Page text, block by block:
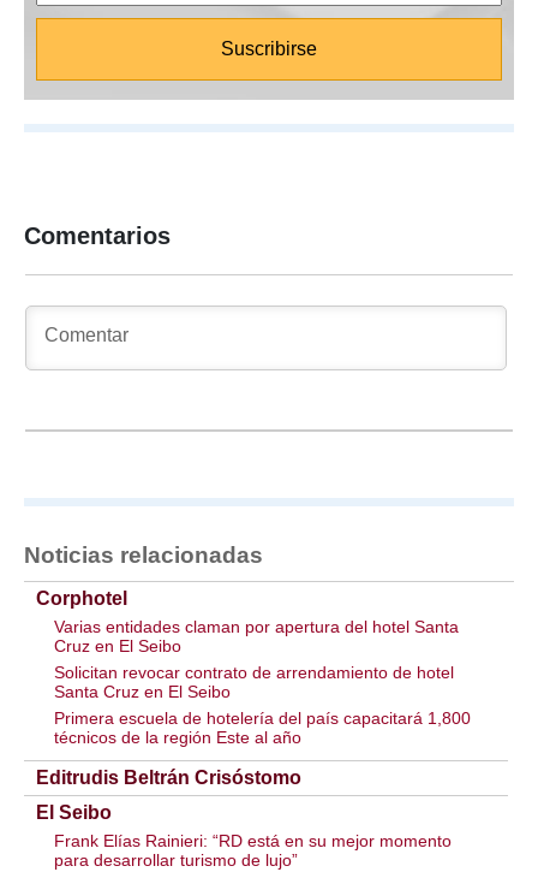
Comentarios
Noticias relacionadas
Corphotel
Varias entidades claman por apertura del hotel Santa
Cruz en El Seibo
Solicitan revocar contrato de arrendamiento de hotel
Santa Cruz en El Seibo
Primera escuela de hotelería del país capacitará 1,800
técnicos de la región Este al año
Editrudis Beltrán Crisóstomo
El Seibo
Frank Elías Rainieri: “RD está en su mejor momento
para desarrollar turismo de lujo”